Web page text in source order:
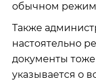
обычном
Также
настоятельно
документы
указывается о